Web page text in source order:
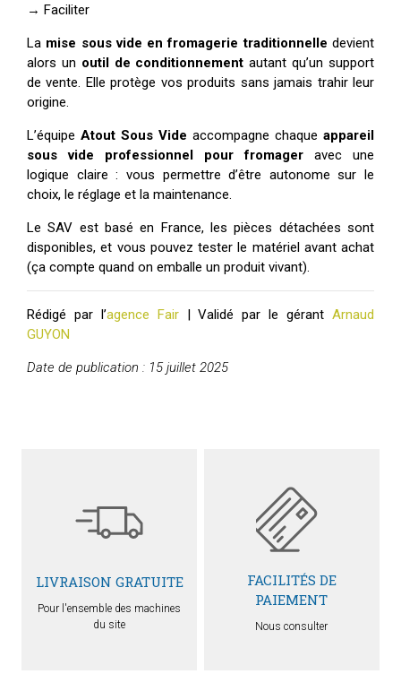
→ Faciliter
La mise sous vide en fromagerie traditionnelle devient
alors un outil de conditionnement autant qu’un support
de vente. Elle protège vos produits sans jamais trahir leur
origine.
L’équipe Atout Sous Vide accompagne chaque appareil
sous vide professionnel pour fromager avec une
logique claire : vous permettre d’être autonome sur le
choix, le réglage et la maintenance.
Le SAV est basé en France, les pièces détachées sont
disponibles, et vous pouvez tester le matériel avant achat
(ça compte quand on emballe un produit vivant).
Rédigé par l’agence Fair| Validé par le gérantArnaud
GUYON
Date de publication : 15 juillet 2025
LIVRAISON GRATUITE
Pour l'ensemble des machines
du site
FACILITÉS DE
PAIEMENT
Nous consulter